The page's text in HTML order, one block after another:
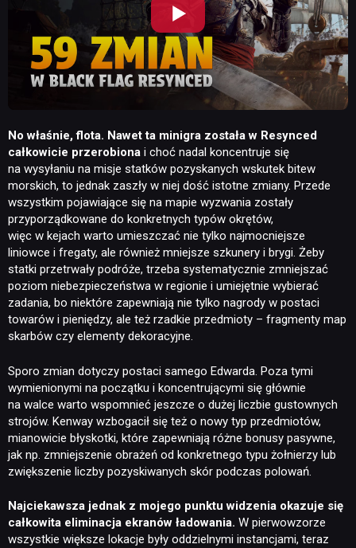
No właśnie, flota. Nawet ta minigra została w Resynced
całkowicie przerobiona i choć nadal koncentruje się
na wysyłaniu na misje statków pozyskanych wskutek bitew
morskich, to jednak zaszły w niej dość istotne zmiany. Przede
wszystkim pojawiające się na mapie wyzwania zostały
przyporządkowane do konkretnych typów okrętów,
więc w kejach warto umieszczać nie tylko najmocniejsze
liniowce i fregaty, ale również mniejsze szkunery i brygi. Żeby
statki przetrwały podróże, trzeba systematycznie zmniejszać
poziom niebezpieczeństwa w regionie i umiejętnie wybierać
zadania, bo niektóre zapewniają nie tylko nagrody w postaci
towarów i pieniędzy, ale też rzadkie przedmioty – fragmenty map
skarbów czy elementy dekoracyjne.
Sporo zmian dotyczy postaci samego Edwarda. Poza tymi
wymienionymi na początku i koncentrującymi się głównie
na walce warto wspomnieć jeszcze o dużej liczbie gustownych
strojów. Kenway wzbogacił się też o nowy typ przedmiotów,
mianowicie błyskotki, które zapewniają różne bonusy pasywne,
jak np. zmniejszenie obrażeń od konkretnego typu żołnierzy lub
zwiększenie liczby pozyskiwanych skór podczas polowań.
Najciekawsza jednak z mojego punktu widzenia okazuje się
całkowita eliminacja ekranów ładowania. W pierwowzorze
wszystkie większe lokacje były oddzielnymi instancjami, teraz